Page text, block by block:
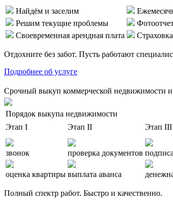
Найдём и заселим
Решим текущие проблемы
Своевременная арендная плата
Отдохните без забот. Пусть работают
Подробнее об услуге
Срочный выкуп коммерческой недвижимости и
Порядок выкупа недвижимости
Этап I
Этап II Этап III
звонок проверка документов
оценка квартиры выплата аванса
Полный спектр работ. Быстро и качественно.